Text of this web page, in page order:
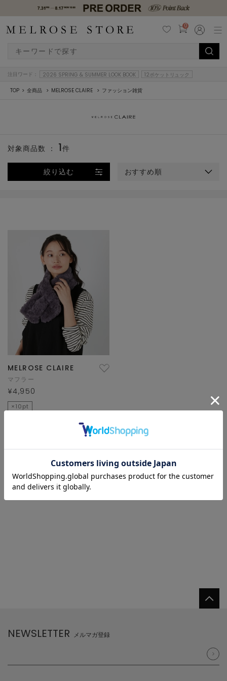
0
注目ワード： 2026 SPRING & SUMMER LOOK BOOK 12ポケットリュック
TOP 全商品 MELROSE CLAIRE ファッション雑貨
絞り込む おすすめ順
対象商品数 ： 1件
MELROSE CLAIRE
マフラー
¥4,950
×10pt
1/1 ページ全1件
NEWSLETTER メルマガ登録